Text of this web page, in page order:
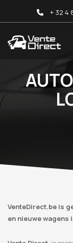
+ 32 4
VenteDirect.be is
en nieuwe wagens